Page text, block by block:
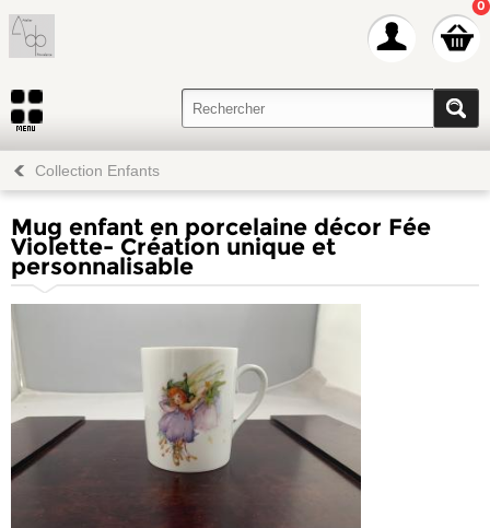
0
Collection Enfants
Mug enfant en porcelaine décor Fée
Violette- Création unique et
personnalisable